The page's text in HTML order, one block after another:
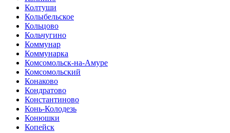
Колтуши
Колыбельское
Кольцово
Кольчугино
Коммунар
Коммунарка
Комсомольск-на-Амуре
Комсомольский
Конаково
Кондратово
Константиново
Конь-Колодезь
Конюшки
Копейск